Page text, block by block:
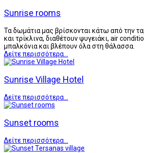
Sunrise rooms
Τα δωμάτια μας βρίσκονται κάτω από την
και τρίκλινα, διαθέτουν ψυγειάκι, air
μπαλκόνια και βλέπουν όλα στη θάλασσα.
Δείτε περισσότερα...
Sunrise Village Hotel
Δείτε περισσότερα...
Sunset rooms
Δείτε περισσότερα...